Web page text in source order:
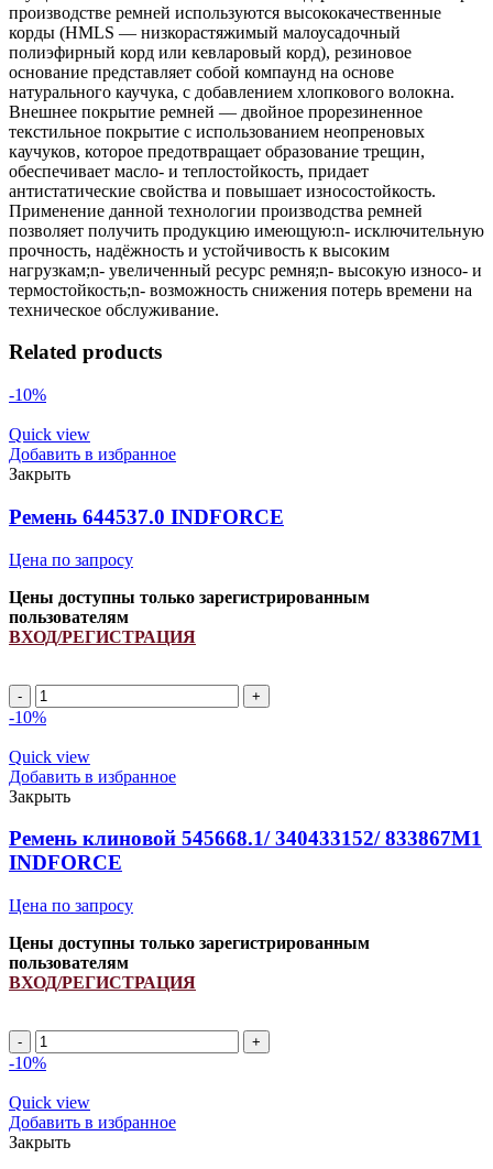
производстве ремней используются высококачественные
корды (HMLS — низкорастяжимый малоусадочный
полиэфирный корд или кевларовый корд), резиновое
основание представляет собой компаунд на основе
натурального каучука, с добавлением хлопкового волокна.
Внешнее покрытие ремней — двойное прорезиненное
текстильное покрытие с использованием неопреновых
каучуков, которое предотвращает образование трещин,
обеспечивает масло- и теплостойкость, придает
антистатические свойства и повышает износостойкость.
Применение данной технологии производства ремней
позволяет получить продукцию имеющую:n- исключительную
прочность, надёжность и устойчивость к высоким
нагрузкам;n- увеличенный ресурс ремня;n- высокую износо- и
термостойкость;n- возможность снижения потерь времени на
техническое обслуживание.
Related products
-10%
Quick view
Добавить в избранное
Закрыть
Ремень 644537.0 INDFORCE
Цена по запросу
Цены доступны только зарегистрированным
пользователям
ВХОД/РЕГИСТРАЦИЯ
Ремень
644537.0
quantity
-10%
Quick view
Добавить в избранное
Закрыть
Ремень клиновой 545668.1/ 340433152/ 833867M1
INDFORCE
Цена по запросу
Цены доступны только зарегистрированным
пользователям
ВХОД/РЕГИСТРАЦИЯ
Ремень
клиновой
340433152/
833867M1
INDFORCE
quantity
-10%
Quick view
Добавить в избранное
Закрыть